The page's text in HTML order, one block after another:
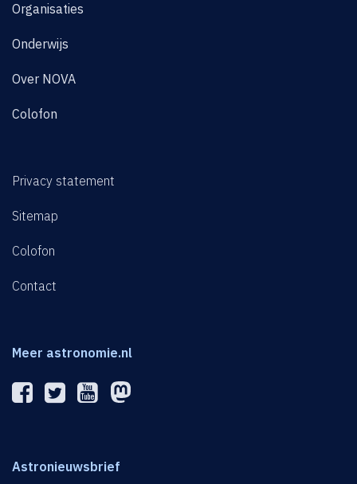
Organisaties
Onderwijs
Over NOVA
Colofon
Privacy statement
Sitemap
Colofon
Contact
Meer astronomie.nl
Astronieuwsbrief